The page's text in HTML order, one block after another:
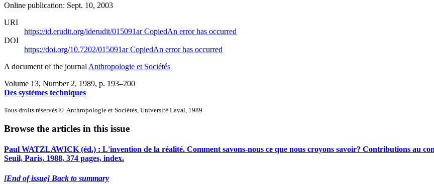
Online publication: Sept. 10, 2003
URI
https://id.erudit.org/iderudit/015091arCopiedAn error has occurred
DOI
https://doi.org/10.7202/015091arCopiedAn error has occurred
A document of the journal Anthropologie et Sociétés
Volume 13, Number 2, 1989, p. 193–200
Des systèmes techniques
Tous droits réservés © Anthropologie et Sociétés, Université Laval, 1989
Browse the articles in this issue
Paul WATZLAWICK (éd.) : L'invention de la réalité. Comment savons-nous ce que nous croyons savoir? Contributions au
Seuil, Paris, 1988, 374 pages, index.
[End of issue] Back to summary